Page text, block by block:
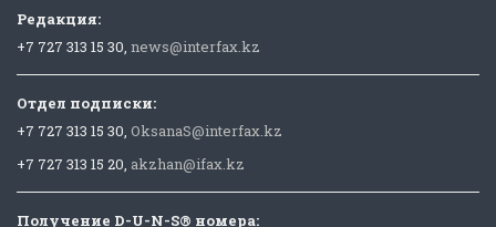
Редакция:
+7 727 313 15 30, news@interfax.kz
Отдел подписки:
+7 727 313 15 30, OksanaS@interfax.kz
+7 727 313 15 20, akzhan@ifax.kz
Получение D-U-N-S® номера: